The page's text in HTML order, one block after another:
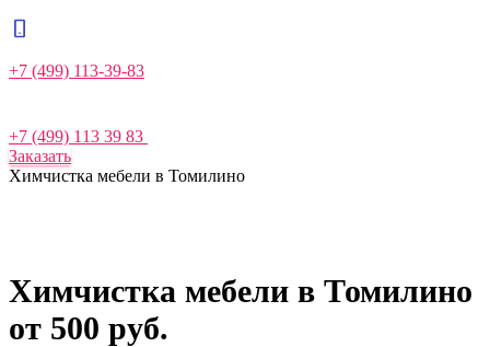
+7 (499) 113-39-83
+7 (499) 113 39 83
Заказать
Химчистка мебели в Томилино
Химчистка мебели в Томилино
от 500 руб.